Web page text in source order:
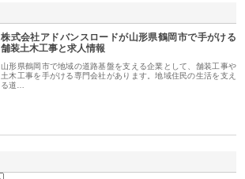
株式会社アドバンスロードが山形県鶴岡市で手がける
舗装土木工事と求人情報
山形県鶴岡市で地域の道路基盤を支える企業として、舗装工事や
土木工事を手がける専門会社があります。地域住民の生活を支え
る道…